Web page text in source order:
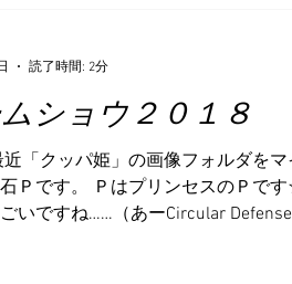
ショウ２０１８
「クッパ姫」の画像フォルダをマ
Ｐです。 ＰはプリンセスのＰで
いですね……（あーCircular Defense
読了時間: 2分